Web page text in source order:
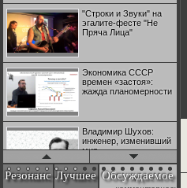
"Строки и Звуки" на
эгалите-фесте "Не
Пряча Лица"
Экономика СССР
времен «застоя»:
жажда планомерности
Владимир Шухов:
инженер, изменивший
мир
Резонанс Лучшее Обсуждаемое